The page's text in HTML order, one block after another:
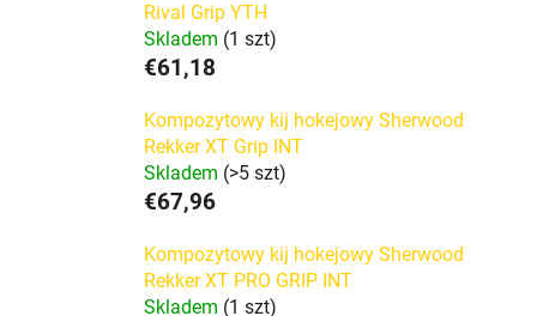
Rival Grip YTH
Skladem (1 szt)
€61,18
Kompozytowy kij hokejowy Sherwood
Rekker XT Grip INT
Skladem (>5 szt)
€67,96
Kompozytowy kij hokejowy Sherwood
Rekker XT PRO GRIP INT
Skladem (1 szt)